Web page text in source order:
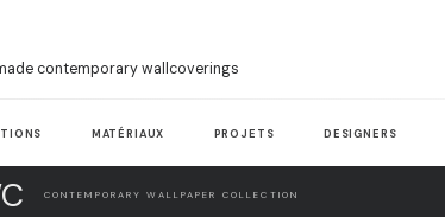
contemporary wallcoverings
MATÉRIAUX PROJETS DESIGNERS
CONTEMPORARY WALLPAPER COLLECTION